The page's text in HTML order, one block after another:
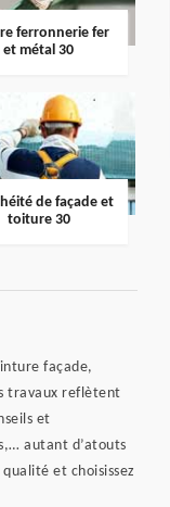
ferronnerie fer
et métal 30
de façade et
toiture 30
façade,
travaux reflètent
et
autant d’atouts
et choisissez